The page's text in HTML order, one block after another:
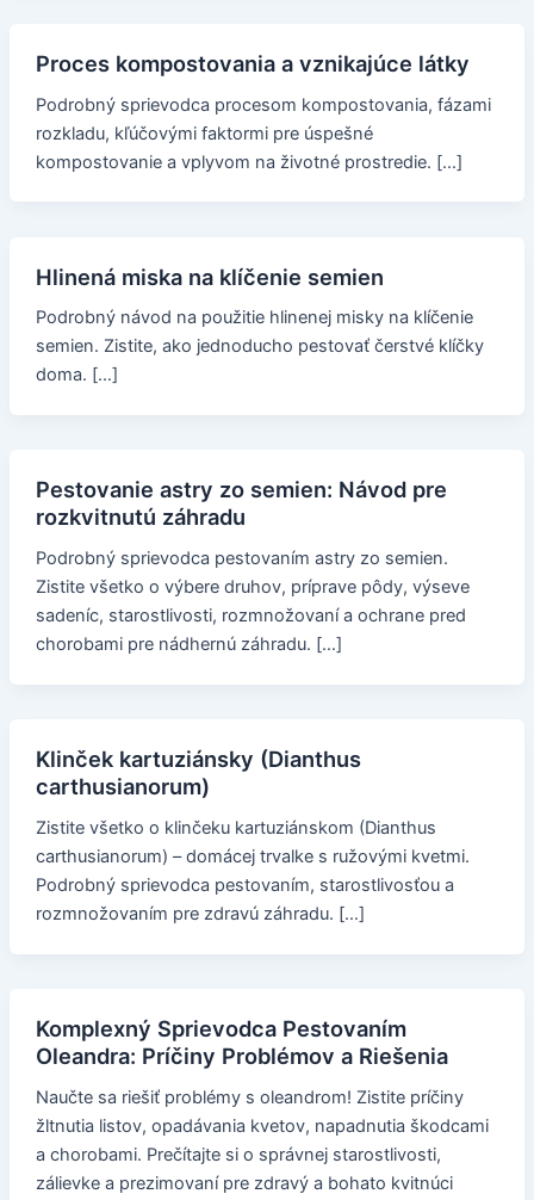
Proces kompostovania a vznikajúce látky
Podrobný sprievodca procesom kompostovania, fázami
rozkladu, kľúčovými faktormi pre úspešné
kompostovanie a vplyvom na životné prostredie. […]
Hlinená miska na klíčenie semien
Podrobný návod na použitie hlinenej misky na klíčenie
semien. Zistite, ako jednoducho pestovať čerstvé klíčky
doma. […]
Pestovanie astry zo semien: Návod pre
rozkvitnutú záhradu
Podrobný sprievodca pestovaním astry zo semien.
Zistite všetko o výbere druhov, príprave pôdy, výseve
sadeníc, starostlivosti, rozmnožovaní a ochrane pred
chorobami pre nádhernú záhradu. […]
Klinček kartuziánsky (Dianthus
carthusianorum)
Zistite všetko o klinčeku kartuziánskom (Dianthus
carthusianorum) – domácej trvalke s ružovými kvetmi.
Podrobný sprievodca pestovaním, starostlivosťou a
rozmnožovaním pre zdravú záhradu. […]
Komplexný Sprievodca Pestovaním
Oleandra: Príčiny Problémov a Riešenia
Naučte sa riešiť problémy s oleandrom! Zistite príčiny
žltnutia listov, opadávania kvetov, napadnutia škodcami
a chorobami. Prečítajte si o správnej starostlivosti,
zálievke a prezimovaní pre zdravý a bohato kvitnúci